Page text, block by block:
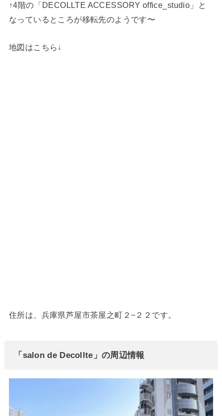
↑4階の「DECOLLTE ACCESSORY office_studio」と
なっているところが移転先のようです〜
地図はこちら↓
住所は、兵庫県芦屋市茶屋之町２−２２です。
「salon de Decollte」の周辺情報